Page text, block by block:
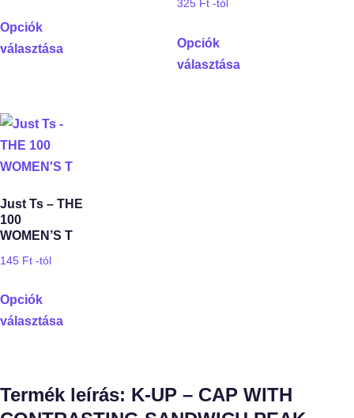
Opciók
választása
325 Ft -tól
Opciók
választása
Just Ts – THE
100
WOMEN’S T
145 Ft -tól
Opciók
választása
Termék leírás: K-UP – CAP WITH